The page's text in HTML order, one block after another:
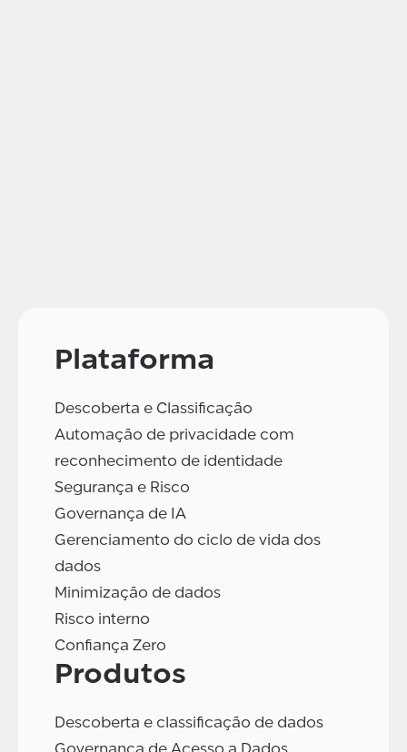
Plataforma
Descoberta e Classificação
Automação de privacidade com
reconhecimento de identidade
Segurança e Risco
Governança de IA
Gerenciamento do ciclo de vida dos
dados
Minimização de dados
Risco interno
Confiança Zero
Produtos
Descoberta e classificação de dados